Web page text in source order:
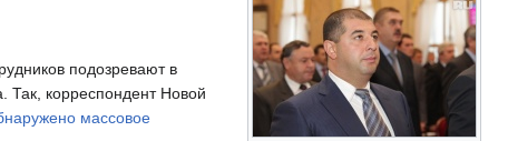
подозревают в
Так, корреспондент Новой
массовое